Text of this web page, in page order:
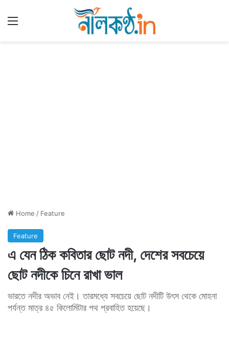
Home / Feature
Feature
এ যেন ঠিক কবিতার ছোট নদী, দেশের সবচেয়ে
ছোট নদীকে চিনে রাখা ভাল
ভারতে নদীর অভাব নেই। তারমধ্যে সবচেয়ে ছোট নদীটি উৎস থেকে মোহনা
পর্যন্ত মাত্র ৪৫ কিলোমিটার পথ প্রবাহিত হয়েছে।